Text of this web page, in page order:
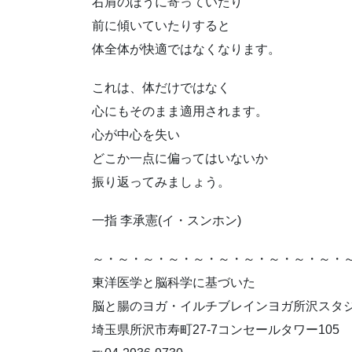
前に傾いていたりすると
体全体が快適ではなくなります。
これは、体だけではなく
心にもそのまま適用されます。
心が中心を失い
どこか一点に偏ってはいないか
振り返ってみましょう。
一指 李承憲(イ・スンホン)
～・～・～・～・～・～・～・～・～・～・
東洋医学と脳科学に基づいた
脳と腸のヨガ・イルチブレインヨガ所沢スタ
埼玉県所沢市寿町27-7コンセールタワー105